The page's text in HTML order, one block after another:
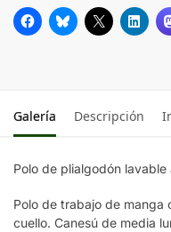
Galería Descripción
Polo de plialgodón lavable
Polo de trabajo de manga
cuello. Canesú de media